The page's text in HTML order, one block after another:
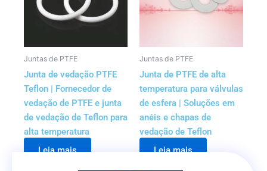
Juntas de PTFE
Junta de vedação PTFE
Teflon | Fornecedor de
vedação de PTFE e junta
de vedação de Teflon para
alta temperatura
Leia mais
Juntas de PTFE
Junta de PTFE de alta
temperatura para válvulas
de esfera | Soluções em
anéis e chapas de
vedação de Teflon
Leia mais